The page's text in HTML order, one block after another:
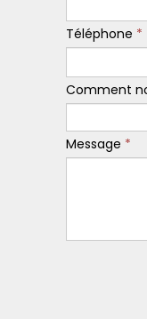
Téléphone *
Comment
Message *